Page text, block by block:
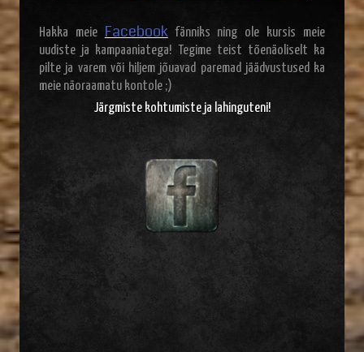
Hakka meie Facebookfänniks ning ole kursis meie
uudiste ja kampaaniatega! Tegime teist tõenäoliselt ka
pilte ja varem või hiljem jõuavad paremad jäädvustused ka
meie näoraamatu kontole ;)
Järgmiste kohtumiste ja lahinguteni!